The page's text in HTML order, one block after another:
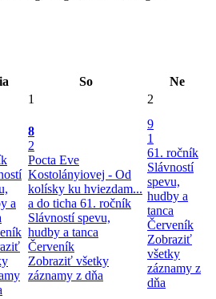
So
Ne
1 2
a
8
2
Pocta Eve
Kostolányiovej - Od
kolísky ku hviezdam...
a do ticha 61. ročník
Slávností spevu,
hudby a tanca
Červeník
Zobraziť všetky
záznamy z dňa
9
1
61. ročník
Slávností
spevu,
hudby a
tanca
Červeník
Zobraziť
všetky
záznamy z
dňa